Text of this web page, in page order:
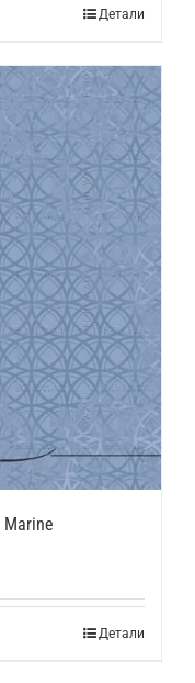
Детали
Marine
Детали